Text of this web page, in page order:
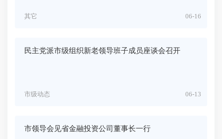
06-16
其它
民主党派市级组织新老领导班子成员座谈会召开
06-13
市级动态
市领导会见省金融投资公司董事长一行